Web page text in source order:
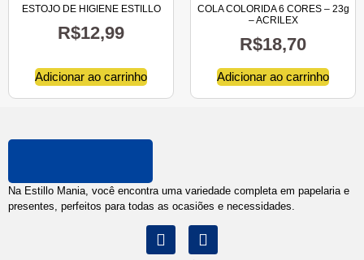
ESTOJO DE HIGIENE ESTILLO
R$12,99
Adicionar ao carrinho
COLA COLORIDA 6 CORES – 23g
– ACRILEX
R$18,70
Adicionar ao carrinho
Na Estillo Mania, você encontra uma variedade completa em papelaria e
presentes, perfeitos para todas as ocasiões e necessidades.